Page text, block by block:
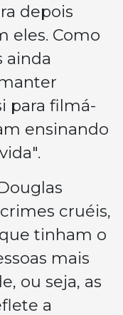
depois
eles. Como
ainda
para filmá-
ensinando
cruéis,
tinham o
mais
ou seja, as
a